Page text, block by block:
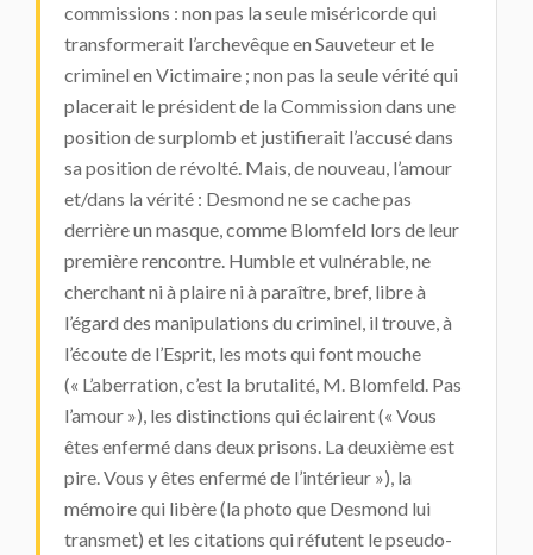
commissions : non pas la seule miséricorde qui
transformerait l’archevêque en Sauveteur et le
criminel en Victimaire ; non pas la seule vérité qui
placerait le président de la Commission dans une
position de surplomb et justifierait l’accusé dans
sa position de révolté. Mais, de nouveau, l’amour
et/dans la vérité : Desmond ne se cache pas
derrière un masque, comme Blomfeld lors de leur
première rencontre. Humble et vulnérable, ne
cherchant ni à plaire ni à paraître, bref, libre à
l’égard des manipulations du criminel, il trouve, à
l’écoute de l’Esprit, les mots qui font mouche
(« L’aberration, c’est la brutalité, M. Blomfeld. Pas
l’amour »), les distinctions qui éclairent (« Vous
êtes enfermé dans deux prisons. La deuxième est
pire. Vous y êtes enfermé de l’intérieur »), la
mémoire qui libère (la photo que Desmond lui
transmet) et les citations qui réfutent le pseudo-